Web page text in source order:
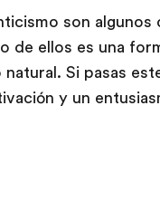
son
de ellos es una
Si pasas
y un